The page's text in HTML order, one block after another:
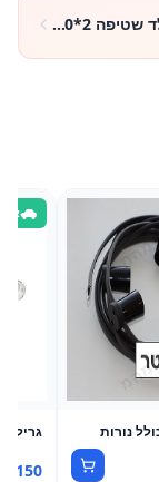
וואט
גרילנדה 20 מטר
150